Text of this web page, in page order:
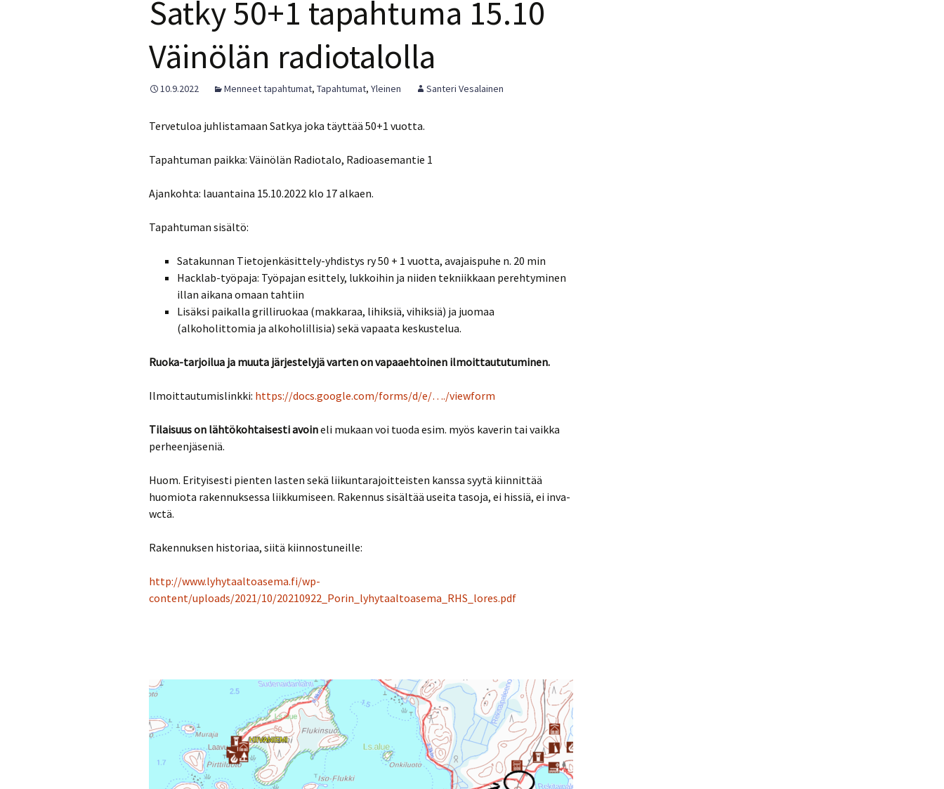
Satky 50+1 tapahtuma 15.10
Väinölän radiotalolla
10.9.2022 Menneet tapahtumat, Tapahtumat, Yleinen Santeri Vesalainen
Tervetuloa juhlistamaan Satkya joka täyttää 50+1 vuotta.
Tapahtuman paikka: Väinölän Radiotalo, Radioasemantie 1
Ajankohta: lauantaina 15.10.2022 klo 17 alkaen.
Tapahtuman sisältö:
Satakunnan Tietojenkäsittely-yhdistys ry 50 + 1 vuotta, avajaispuhe n. 20 min
Hacklab-työpaja: Työpajan esittely, lukkoihin ja niiden tekniikkaan perehtyminen
illan aikana omaan tahtiin
Lisäksi paikalla grilliruokaa (makkaraa, lihiksiä, vihiksiä) ja juomaa
(alkoholittomia ja alkoholillisia) sekä vapaata keskustelua.
Ruoka-tarjoilua ja muuta järjestelyjä varten on vapaaehtoinen ilmoittaututuminen.
Ilmoittautumislinkki: https://docs.google.com/forms/d/e/…./viewform
Tilaisuus on lähtökohtaisesti avoineli mukaan voi tuoda esim. myös kaverin tai vaikka
perheenjäseniä.
Huom. Erityisesti pienten lasten sekä liikuntarajoitteisten kanssa syytä kiinnittää
huomiota rakennuksessa liikkumiseen. Rakennus sisältää useita tasoja, ei hissiä, ei inva-
wctä.
Rakennuksen historiaa, siitä kiinnostuneille:
http://www.lyhytaaltoasema.fi/wp-
content/uploads/2021/10/20210922_Porin_lyhytaaltoasema_RHS_lores.pdf